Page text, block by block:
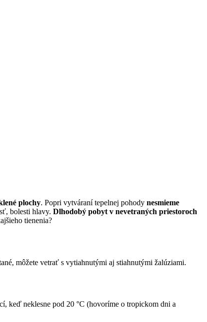
plochy. Popri vytváraní tepelnej pohody nesmieme
bolesti hlavy. Dlhodobý pobyt v nevetraných priestoroch
tienenia?
môžete vetrať s vytiahnutými aj stiahnutými žalúziami.
keď neklesne pod 20 °C (hovoríme o tropickom dni a